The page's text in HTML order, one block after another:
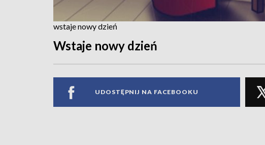
wstaje nowy dzień
Wstaje nowy dzień
UDOSTĘPNIJ NA FACEBOOKU